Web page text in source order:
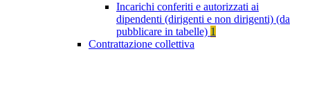
Incarichi conferiti e autorizzati ai
dipendenti (dirigenti e non dirigenti) (da
pubblicare in tabelle) 1
Contrattazione collettiva